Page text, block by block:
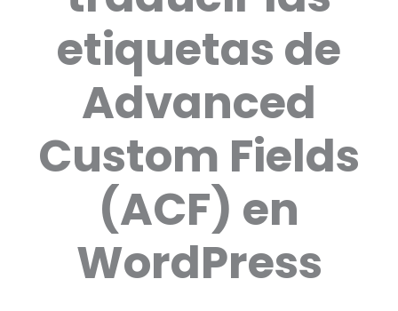
etiquetas de
Advanced
Custom Fields
(ACF) en
WordPress